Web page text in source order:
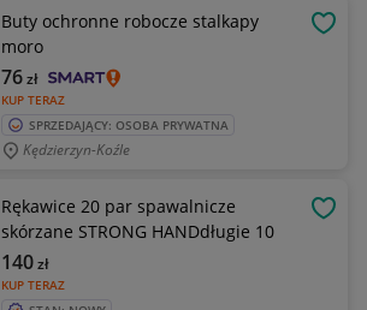
Buty ochronne robocze stalkapy
moro
KUP TERAZ
76zł
SPRZEDAJĄCY: OSOBA PRYWATNA
Kędzierzyn-Koźle
Rękawice 20 par spawalnicze
skórzane STRONG HANDdługie 10
KUP TERAZ
140zł